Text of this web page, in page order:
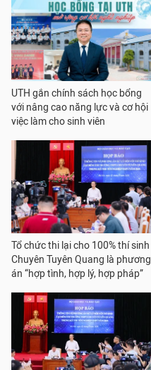
UTH gắn chính sách học bổng
với nâng cao năng lực và cơ hội
việc làm cho sinh viên
Tổ chức thi lại cho 100% thí sinh
Chuyên Tuyên Quang là phương
án “hợp tình, hợp lý, hợp pháp”